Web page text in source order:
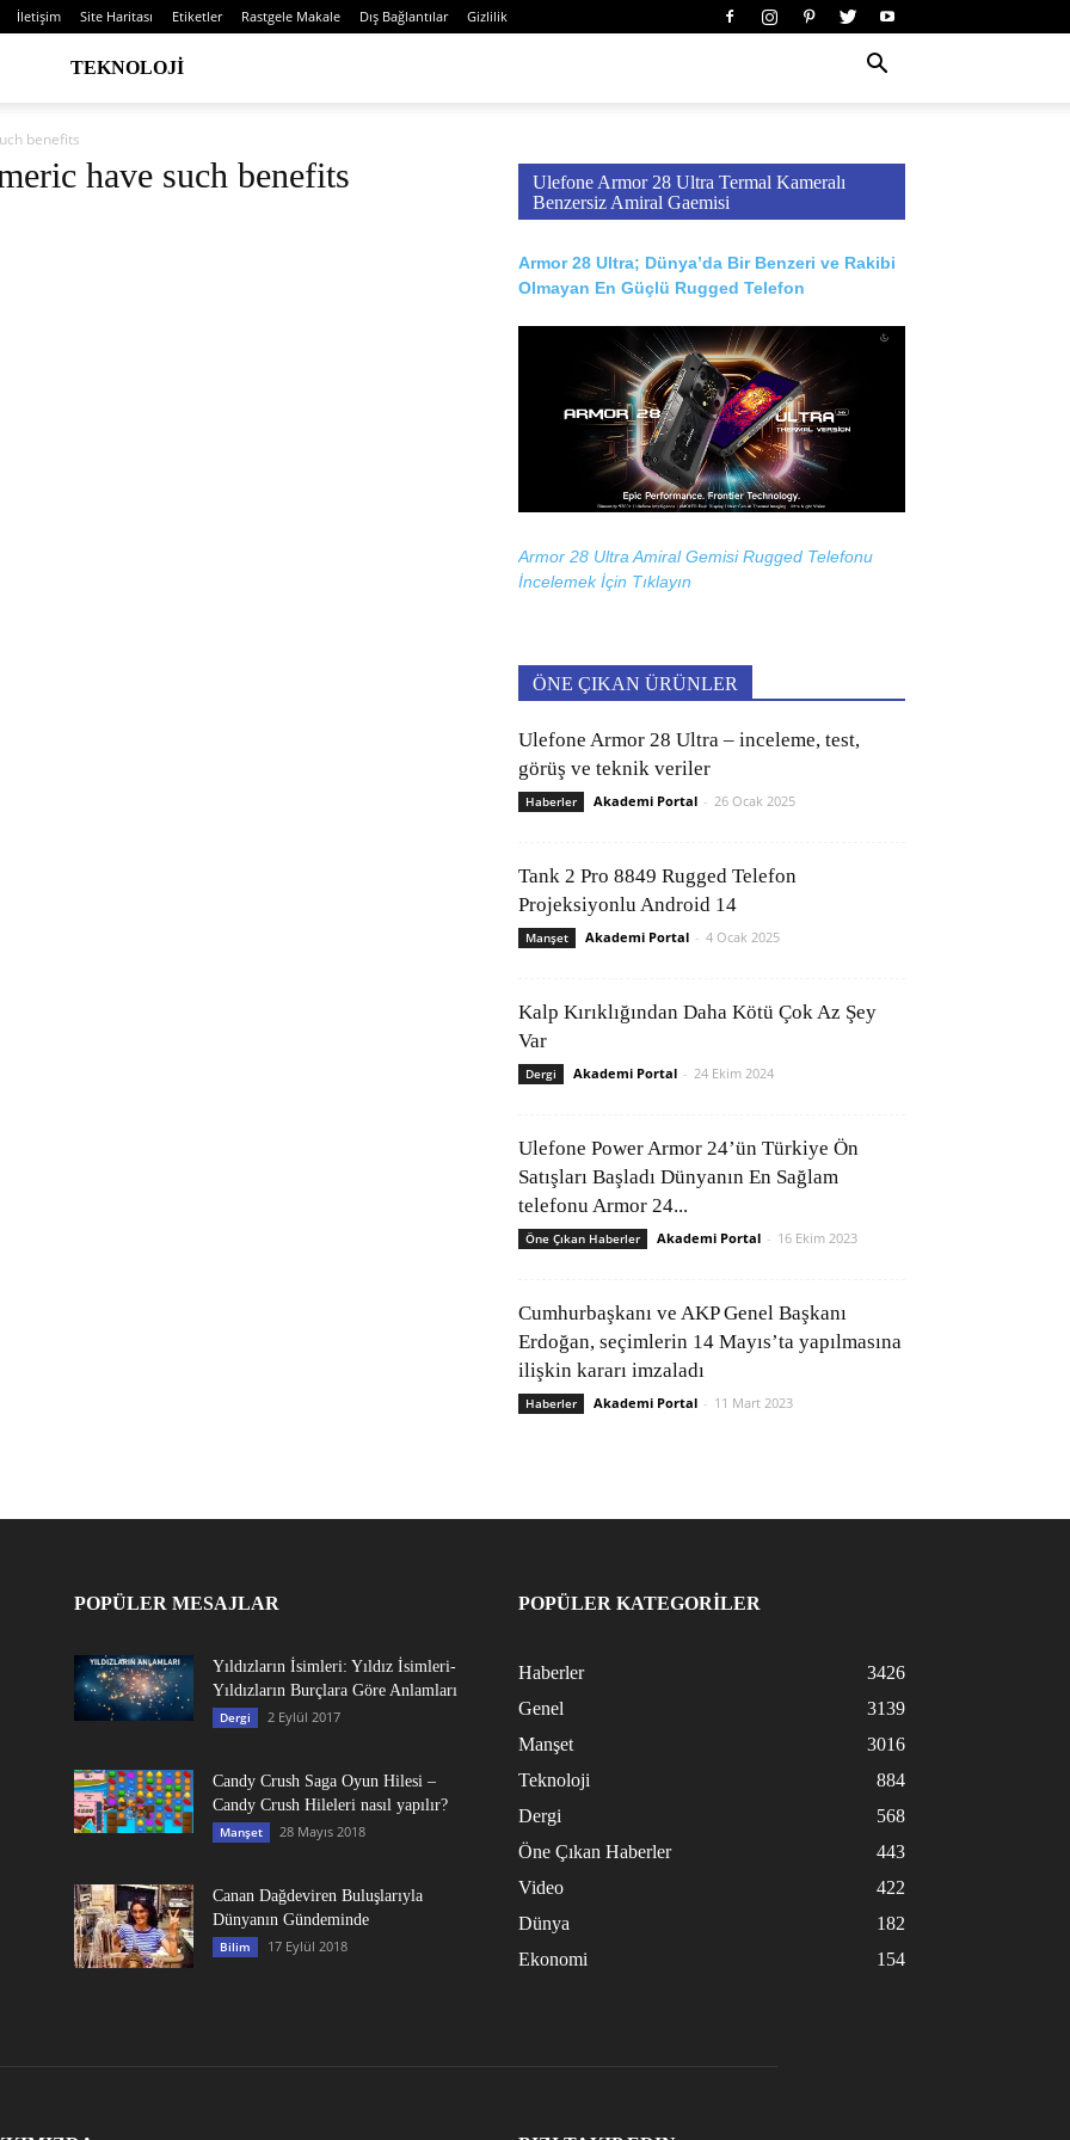
İletişim Site Haritası Etiketler Rastgele Makale Dış Bağlantılar Gizlilik
TEKNOLOJI
benefits
have such benefits
Ulefone Armor 28 Ultra Termal Kameralı
Benzersiz Amiral Gaemisi
Armor 28 Ultra; Dünya’da Bir Benzeri ve Rakibi
Olmayan En Güçlü Rugged Telefon
Armor 28 Ultra Amiral Gemisi Rugged Telefonu
İncelemek İçin Tıklayın
ÖNE ÇIKAN ÜRÜNLER
Ulefone Armor 28 Ultra – inceleme, test,
görüş ve teknik veriler
Haberler Akademi Portal - 26 Ocak 2025
Tank 2 Pro 8849 Rugged Telefon
Projeksiyonlu Android 14
Manşet Akademi Portal - 4 Ocak 2025
Kalp Kırıklığından Daha Kötü Çok Az Şey
Var
Dergi Akademi Portal - 24 Ekim 2024
Ulefone Power Armor 24’ün Türkiye Ön
Satışları Başladı Dünyanın En Sağlam
telefonu Armor 24...
Öne Çıkan Haberler Akademi Portal - 16 Ekim 2023
Cumhurbaşkanı ve AKP Genel Başkanı
Erdoğan, seçimlerin 14 Mayıs’ta yapılmasına
ilişkin kararı imzaladı
Haberler Akademi Portal - 11 Mart 2023
POPÜLER MESAJLAR
Yıldızların İsimleri: Yıldız İsimleri-
Yıldızların Burçlara Göre Anlamları
Dergi 2 Eylül 2017
Candy Crush Saga Oyun Hilesi –
Candy Crush Hileleri nasıl yapılır?
Manşet 28 Mayıs 2018
Canan Dağdeviren Buluşlarıyla
Dünyanın Gündeminde
Bilim 17 Eylül 2018
POPÜLER KATEGORİLER
Haberler
3426
Genel
3139
Manşet
3016
Teknoloji
884
Dergi
568
Öne Çıkan Haberler
443
Video
422
Dünya
182
Ekonomi
154